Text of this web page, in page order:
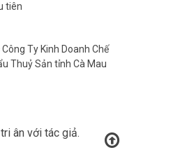
tiên
Ty Kinh Doanh Chế
Thuỷ Sản tỉnh Cà Mau
ân với tác giả.